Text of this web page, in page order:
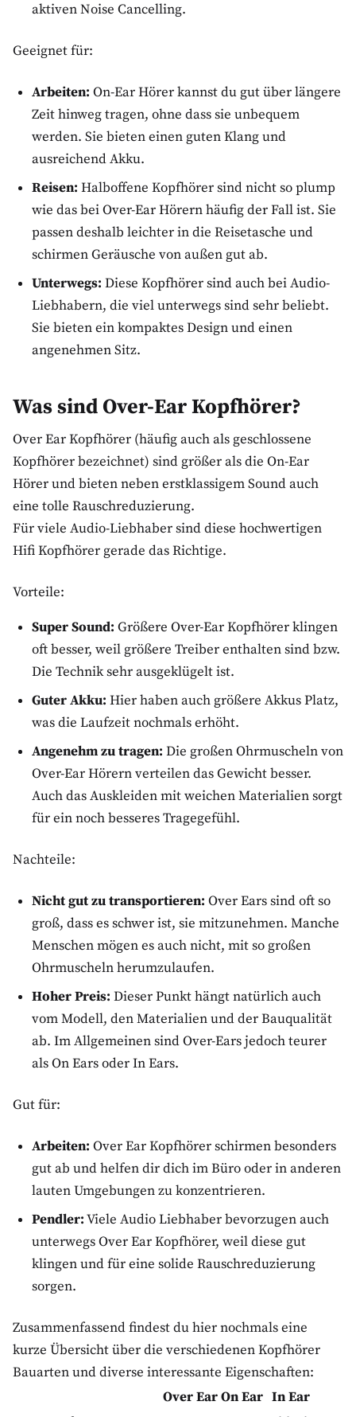
aktiven Noise Cancelling.
Geeignet für:
Arbeiten: On-Ear Hörer kannst du gut über längere
Zeit hinweg tragen, ohne dass sie unbequem
werden. Sie bieten einen guten Klang und
ausreichend Akku.
Reisen: Halboffene Kopfhörer sind nicht so plump
wie das bei Over-Ear Hörern häufig der Fall ist. Sie
passen deshalb leichter in die Reisetasche und
schirmen Geräusche von außen gut ab.
Unterwegs: Diese Kopfhörer sind auch bei Audio-
Liebhabern, die viel unterwegs sind sehr beliebt.
Sie bieten ein kompaktes Design und einen
angenehmen Sitz.
Was sind Over-Ear Kopfhörer?
Over Ear Kopfhörer (häufig auch als geschlossene
Kopfhörer bezeichnet) sind größer als die On-Ear
Hörer und bieten neben erstklassigem Sound auch
eine tolle Rauschreduzierung.
Für viele Audio-Liebhaber sind diese hochwertigen
Hifi Kopfhörer gerade das Richtige.
Vorteile:
Super Sound: Größere Over-Ear Kopfhörer klingen
oft besser, weil größere Treiber enthalten sind bzw.
Die Technik sehr ausgeklügelt ist.
Guter Akku: Hier haben auch größere Akkus Platz,
was die Laufzeit nochmals erhöht.
Angenehm zu tragen: Die großen Ohrmuscheln von
Over-Ear Hörern verteilen das Gewicht besser.
Auch das Auskleiden mit weichen Materialien sorgt
für ein noch besseres Tragegefühl.
Nachteile:
Nicht gut zu transportieren: Over Ears sind oft so
groß, dass es schwer ist, sie mitzunehmen. Manche
Menschen mögen es auch nicht, mit so großen
Ohrmuscheln herumzulaufen.
Hoher Preis: Dieser Punkt hängt natürlich auch
vom Modell, den Materialien und der Bauqualität
ab. Im Allgemeinen sind Over-Ears jedoch teurer
als On Ears oder In Ears.
Gut für:
Arbeiten: Over Ear Kopfhörer schirmen besonders
gut ab und helfen dir dich im Büro oder in anderen
lauten Umgebungen zu konzentrieren.
Pendler:Viele Audio Liebhaber bevorzugen auch
unterwegs Over Ear Kopfhörer, weil diese gut
klingen und für eine solide Rauschreduzierung
sorgen.
Zusammenfassend findest du hier nochmals eine
kurze Übersicht über die verschiedenen Kopfhörer
Bauarten und diverse interessante Eigenschaften:
Over Ear On Ear In Ear